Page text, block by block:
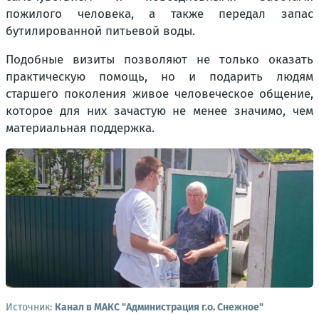
пожилого человека, а также передал запас
бутилированной питьевой воды.
Подобные визиты позволяют не только оказать
практическую помощь, но и подарить людям
старшего поколения живое человеческое общение,
которое для них зачастую не менее значимо, чем
материальная поддержка.
Источник: Канал в МАКС "Администрация г.о. Снежное"